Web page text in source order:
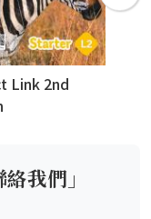
Link 2nd
我們」